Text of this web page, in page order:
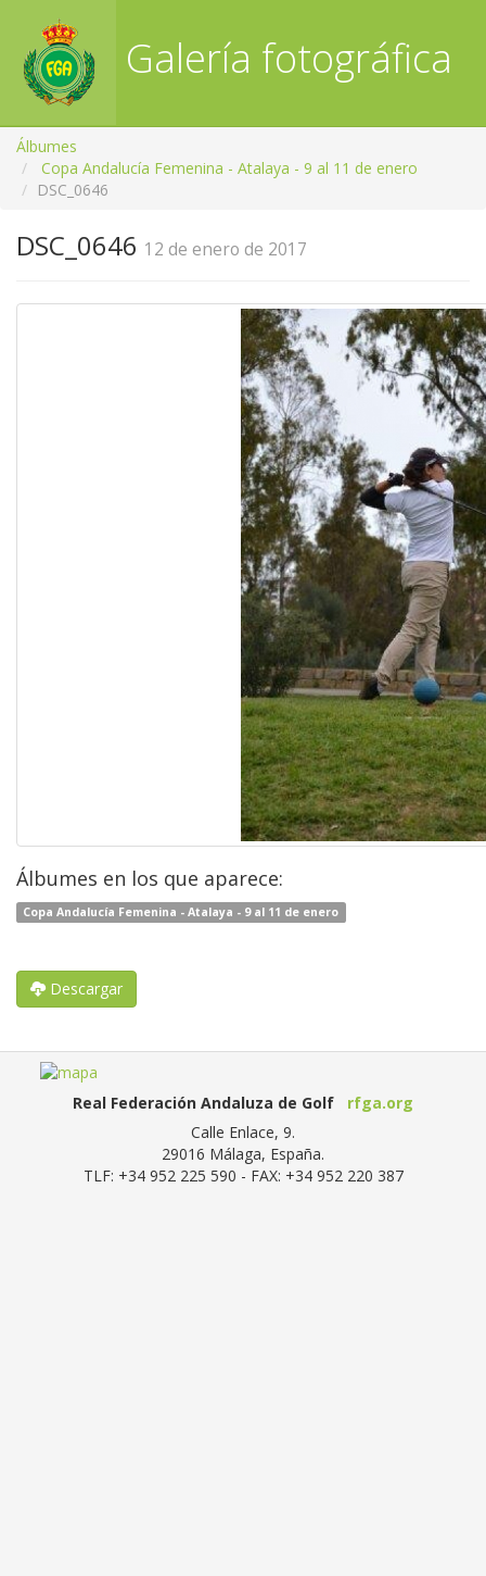
Galería fotográfica
RFGA
Álbumes
Copa Andalucía Femenina - Atalaya - 9 al 11 de enero
DSC_0646
DSC_0646 12 de enero de 2017
Álbumes en los que aparece:
Copa Andalucía Femenina - Atalaya - 9 al 11 de enero
Descargar
Real Federación Andaluza de Golf
rfga.org
Calle Enlace, 9.
29016 Málaga, España.
TLF: +34 952 225 590 - FAX: +34 952 220 387